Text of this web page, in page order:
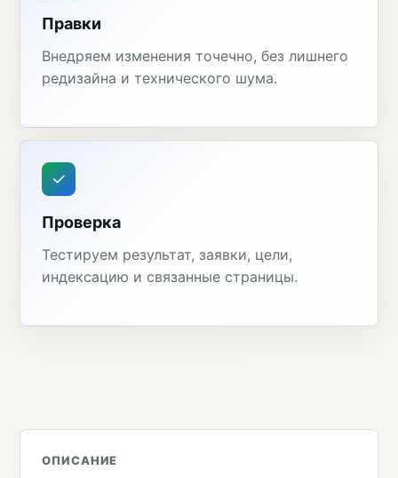
Правки
Внедряем изменения точечно, без лишнего
редизайна и технического шума.
Проверка
Тестируем результат, заявки, цели,
индексацию и связанные страницы.
ОПИСАНИЕ